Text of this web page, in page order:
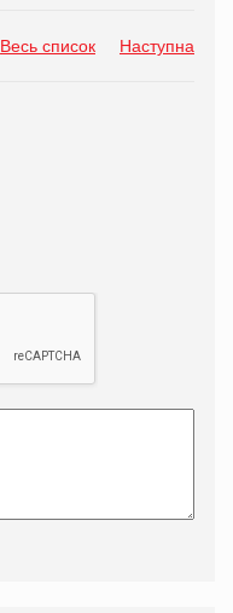
Весь список Наступна